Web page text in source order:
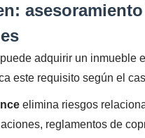
adquirir un inmueble
este requisito según el
elimina riesgos
reglamentos de